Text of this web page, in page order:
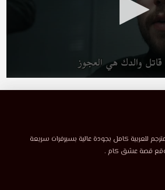
للعربية كامل بجودة عالية بسيرفرات سريعة
موقع قصة عشق كام .